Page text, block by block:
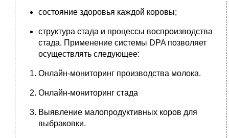
состояние здоровья каждой коровы;
структура стада и процессы воспроизводства
стада. Применение системы DPA позволяет
осуществлять следующее:
Онлайн-мониторинг производства молока.
Онлайн-мониторинг стада
Выявление малопродуктивных коров для
выбраковки.